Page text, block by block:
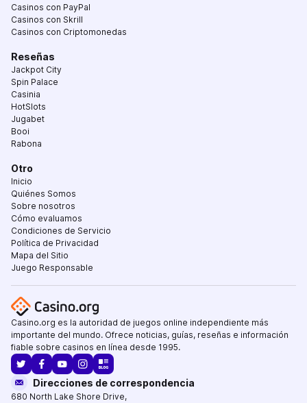
Casinos con PayPal
Casinos con Skrill
Casinos con Criptomonedas
Reseñas
Jackpot City
Spin Palace
Casinia
HotSlots
Jugabet
Booi
Rabona
Otro
Inicio
Quiénes Somos
Sobre nosotros
Cómo evaluamos
Condiciones de Servicio
Política de Privacidad
Mapa del Sitio
Juego Responsable
Casino.org es la autoridad de juegos online independiente más
importante del mundo. Ofrece noticias, guías, reseñas e información
fiable sobre casinos en línea desde 1995.
Direcciones de correspondencia
680 North Lake Shore Drive,